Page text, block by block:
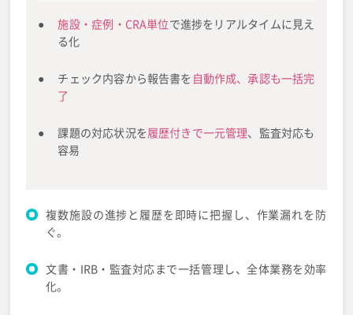
施設・症例・CRA単位で進捗をリアルタイムに見え
る化
チェック内容から報告書を 自動作成、承認も一括完
了
課題の対応状況を履歴付きで一元管理、監査対応も
容易
複数施設の進捗と履歴を即時に把握し、作業漏れを防
ぐ。
文書・IRB・監査対応まで一括管理し、全体業務を効率
化。